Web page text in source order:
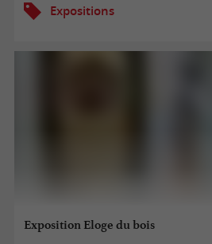
Expositions
Exposition Eloge du bois